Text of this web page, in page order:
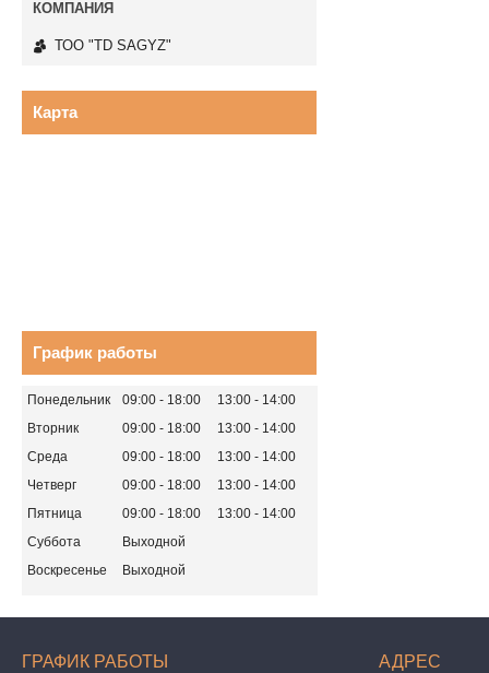
ТОО "TD SAGYZ"
Карта
График работы
Понедельник 09:00 18:00 13:00
14:00
Вторник
09:00 18:00 13:00
14:00
Среда
09:00 18:00 13:00
14:00
Четверг
09:00 18:00 13:00
14:00
Пятница
09:00 18:00 13:00
14:00
Суббота
Выходной
Воскресенье
Выходной
ГРАФИК РАБОТЫ